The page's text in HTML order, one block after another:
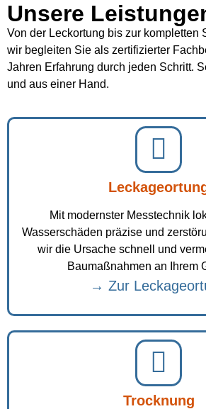
Unsere
Von der Leckortung bis zur kompletten
wir begleiten Sie als zertifizierter
Jahren Erfahrung durch jeden Schritt.
und aus einer Hand.
Mit modernster Messtechnik
Wasserschäden präzise und
wir die Ursache schnell und
Baumaßnahmen an Ihrem
→ Zur
Trocknung